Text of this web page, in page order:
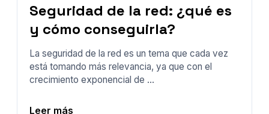
Seguridad de la red: ¿qué es
y cómo conseguirla?
La seguridad de la red es un tema que cada vez
está tomando más relevancia, ya que con el
crecimiento exponencial de ...
Leer más